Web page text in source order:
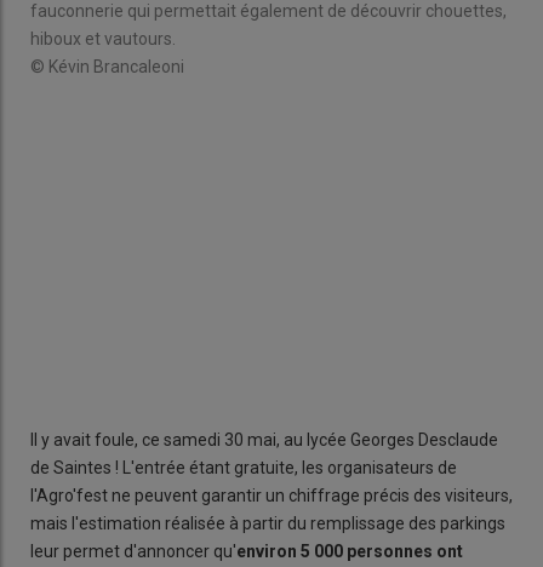
fauconnerie qui permettait également de découvrir chouettes,
hiboux et vautours.
© Kévin Brancaleoni
Il y avait foule, ce samedi 30 mai, au lycée Georges Desclaude
de Saintes ! L'entrée étant gratuite, les organisateurs de
l'Agro'fest ne peuvent garantir un chiffrage précis des visiteurs,
mais l'estimation réalisée à partir du remplissage des parkings
leur permet d'annoncer qu'environ 5 000 personnes ont